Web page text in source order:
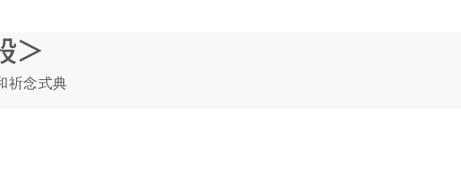
＞
祈念式典